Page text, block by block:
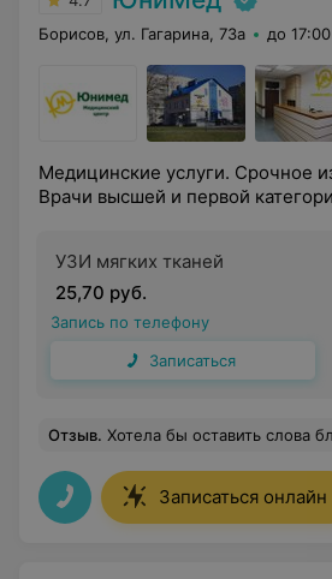
Борисов, ул. Гагарина, 73а до 17:00
Медицинские услуги. Срочное
Врачи высшей и первой
УЗИ мягких тканей
25,70 руб.
Запись по телефону
Записаться
Отзыв. Хотела бы оставить слова благодарности Авдиенок Ольге Борисовне! Проходила фгдс впервые в жизни,очень
Записаться онлайн